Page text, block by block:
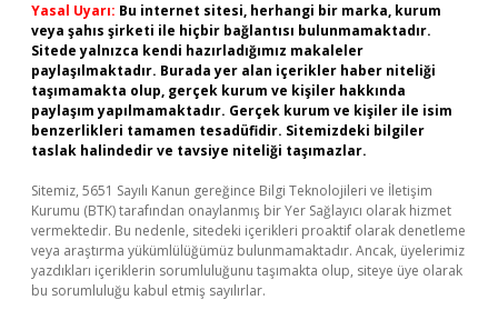
Yasal Uyarı: Bu internet sitesi, herhangi bir marka, kurum
veya şahıs şirketi ile hiçbir bağlantısı bulunmamaktadır.
Sitede yalnızca kendi hazırladığımız makaleler
paylaşılmaktadır. Burada yer alan içerikler haber niteliği
taşımamakta olup, gerçek kurum ve kişiler hakkında
paylaşım yapılmamaktadır. Gerçek kurum ve kişiler ile isim
benzerlikleri tamamen tesadüfidir. Sitemizdeki bilgiler
taslak halindedir ve tavsiye niteliği taşımazlar.
Sitemiz, 5651 Sayılı Kanun gereğince Bilgi Teknolojileri ve İletişim
Kurumu (BTK) tarafından onaylanmış bir Yer Sağlayıcı olarak hizmet
vermektedir. Bu nedenle, sitedeki içerikleri proaktif olarak denetleme
veya araştırma yükümlülüğümüz bulunmamaktadır. Ancak, üyelerimiz
yazdıkları içeriklerin sorumluluğunu taşımakta olup, siteye üye olarak
bu sorumluluğu kabul etmiş sayılırlar.